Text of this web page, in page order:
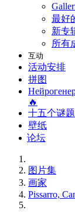
最好
新专
所有
互动
活动安排
拼图
🔥
十五个谜题
壁纸
论坛
图片集
画家
Pissarro,